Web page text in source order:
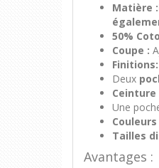
Matière
50%
Coupe :
Finitions:
Deux
Une
Tailles
Avantages :